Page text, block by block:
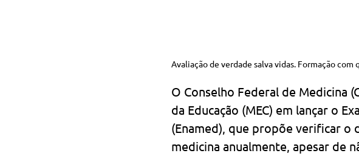
Avaliação de verdade salva vidas. Formação
O Conselho Federal de Medicina
da Educação (MEC) em lançar o
(Enamed), que propõe verificar o
medicina anualmente, apesar de